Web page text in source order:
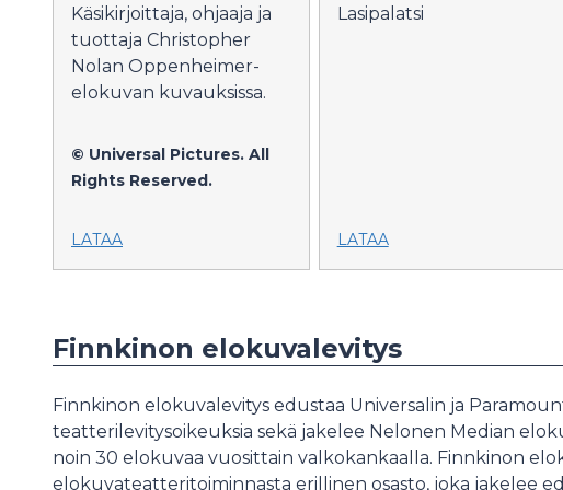
Käsikirjoittaja, ohjaaja ja
tuottaja Christopher
Nolan Oppenheimer-
elokuvan kuvauksissa.
© Universal Pictures. All
Rights Reserved.
LATAA
Lasipalatsi
LATAA
Finnkinon elokuvalevitys
Finnkinon elokuvalevitys edustaa Universalin ja
teatterilevitysoikeuksia sekä jakelee Nelonen Median
noin 30 elokuvaa vuosittain valkokankaalla. Finnkinon
elokuvateatteritoiminnasta erillinen osasto, joka jakelee